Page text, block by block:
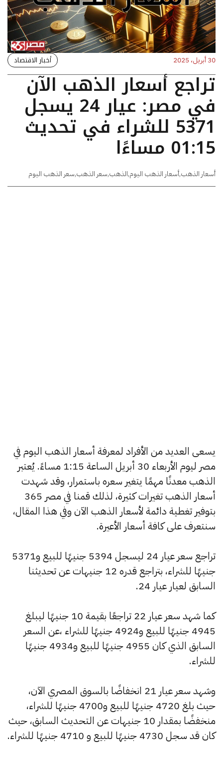
30 أبريل، 2025 أخبار الاقتصاد
تراجع أسعار الذهب الآن
في مصر: عيار 24 يسجل
5371 للشراء في تحديث
01:15 مساءًا
أسعار الذهب,أسعار الذهب اليوم,الذهب,سعر الذهب,سعر الذهب اليوم
يسعى العديد من الأفراد لمعرفة أسعار الذهب اليوم في
مصر ليوم الأربعاء 30 أبريل الساعة 1:15 مساءً. يُعتبر
الذهب معدنًا مهمًا يتغير سعره باستمرار، وقد شهدت
أسعار الذهب تغيرات كثيرة، لذلك قمنا في مصر 365
بتوفير تغطية دائمة لأسعار الذهب الآن وفي هذا المقال،
سنتعرف على كافة أسعار الأعيرة.
تراجع سعر عيار 24 ليسجل 5394 جنيهًا للبيع و5371
جنيهًا للشراء، بتراجع قدره 12 جنيهات عن تحديثنا
السابق لعيار عيار 24.
كما شهد سعر عيار 22 تراجعًا بقيمة 10 جنيهًا ليبلغ
4945 جنيهًا للبيع و4924 جنيهًا للشراء ،عن السعر
السابق الذي كان 4955 جنيهًا للبيع و4934 جنيهًا
للشراء.
وشهد سعر عيار 21 انخفاضًا بالسوق المصري الآن،
حيث بلغ 4720 جنيهًا للبيع و4700 جنيهًا للشراء،
منخفضًا بمقدار 10 جنيهات عن التحديث السابق، حيث
كان قد سجل 4730 جنيهًا للبيع و 4710 جنيهًا للشراء.